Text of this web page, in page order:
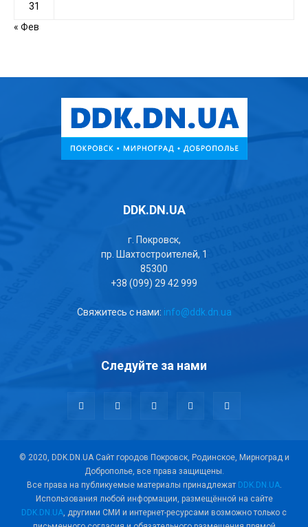
31
« Фев
DDK.DN.UA
г. Покровск,
пр. Шахтостроителей, 1
85300
+38 (099) 29 42 999
Свяжитесь с нами: info@ddk.dn.ua
Следуйте за нами
© 2020, DDK.DN.UA Сайт городов Покровск, Родинское, Мирноград и
Доброполье, все права защищены.
Все права на публикуемые материалы принадлежат DDK.DN.UA.
Использования любой информации, размещённой на сайте
DDK.DN.UA, другими СМИ и интернет-ресурсами возможно только с